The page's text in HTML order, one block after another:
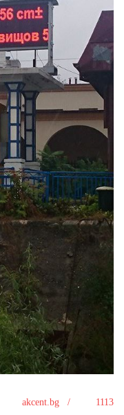
akcent.bg / 1113